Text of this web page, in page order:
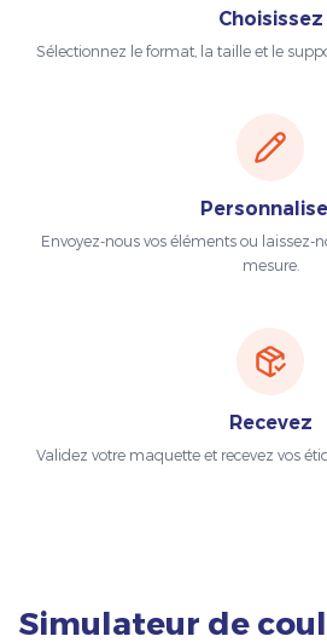
Choisissez
Sélectionnez le format, la taille et le
Envoyez-nous vos éléments ou laissez-
mesure.
Recevez
Validez votre maquette et recevez vos
Simulateur de